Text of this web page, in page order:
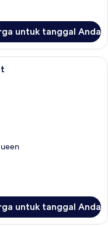
untuk tanggal Anda
LCD 42-inci dengan saluran
untuk tanggal Anda